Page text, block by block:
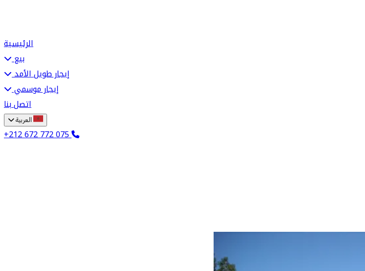
الرئيسية
بيع
إيجار طويل الأمد
إيجار موسمي
اتصل بنا
العربية
+212 672 772 075